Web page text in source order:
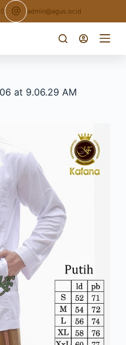
admin@agus.or.id
at 9.06.29 AM